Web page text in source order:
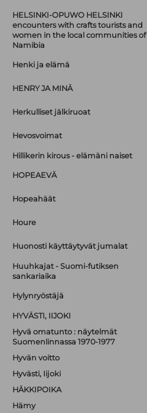
HELSINKI-OPUWO HELSINKI
encounters with crafts tourists and
women in the local communities of
Namibia
Henki ja elämä
HENRY JA MINÄ
Herkulliset jälkiruoat
Hevosvoimat
Hillikerin kirous - elämäni naiset
HOPEAEVÄ
Hopeahäät
Houre
Huonosti käyttäytyvät jumalat
Huuhkajat - Suomi-futiksen
sankariaika
Hylynryöstäjä
HYVÄSTI, IIJOKI
Hyvä omatunto : näytelmät
Suomenlinnassa 1970-1977
Hyvän voitto
Hyvästi, Iijoki
HÄKKIPOIKA
Hämy